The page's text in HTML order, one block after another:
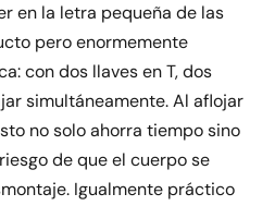
en la letra pequeña de las
pero enormemente
con dos llaves en T, dos
simultáneamente. Al aflojar
no solo ahorra tiempo sino
de que el cuerpo se
Igualmente práctico